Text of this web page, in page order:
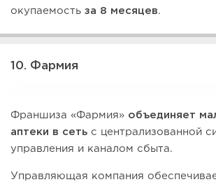
окупаемость за 8 месяцев.
10. Фармия
Франшиза «Фармия» объединяет
аптеки в сеть с централизованной
управления и каналом сбыта.
Управляющая компания